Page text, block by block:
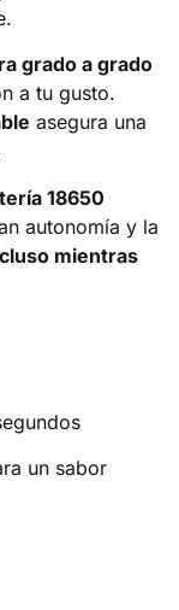
grado a grado
a tu gusto.
asegura una
18650
autonomía y la
mientras
un sabor